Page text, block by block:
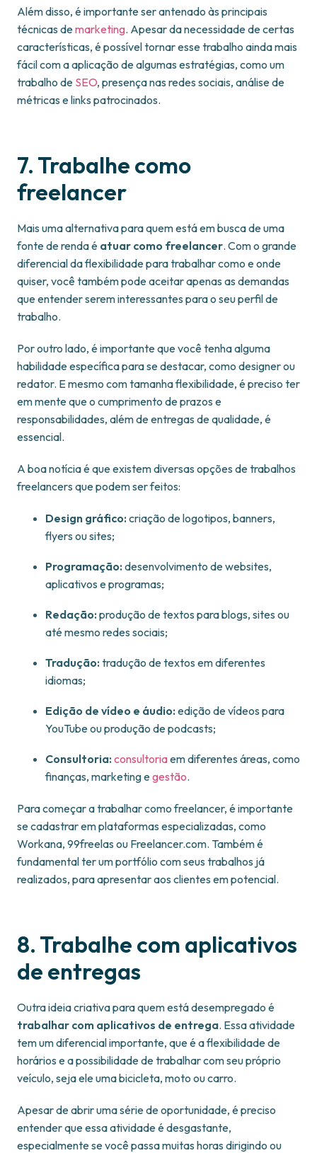
Além disso, é importante ser antenado às principais
técnicas demarketing. Apesar da necessidade de certas
características, é possível tornar esse trabalho ainda mais
fácil com a aplicação de algumas estratégias, como um
trabalho de SEO, presença nas redes sociais, análise de
métricas e links patrocinados.
7. Trabalhe como
freelancer
Mais uma alternativa para quem está em busca de uma
fonte de renda é atuar como freelancer. Com o grande
diferencial da flexibilidade para trabalhar como e onde
quiser, você também pode aceitar apenas as demandas
que entender serem interessantes para o seu perfil de
trabalho.
Por outro lado, é importante que você tenha alguma
habilidade específica para se destacar, como designer ou
redator. E mesmo com tamanha flexibilidade, é preciso ter
em mente que o cumprimento de prazos e
responsabilidades, além de entregas de qualidade, é
essencial.
A boa notícia é que existem diversas opções de trabalhos
freelancers que podem ser feitos:
Design gráfico: criação de logotipos, banners,
flyers ou sites;
Programação: desenvolvimento de websites,
aplicativos e programas;
Redação: produção de textos para blogs, sites ou
até mesmo redes sociais;
Tradução: tradução de textos em diferentes
idiomas;
Edição de vídeo e áudio: edição de vídeos para
YouTube ou produção de podcasts;
Consultoria: consultoriaem diferentes áreas, como
finanças, marketing egestão.
Para começar a trabalhar como freelancer, é importante
se cadastrar em plataformas especializadas, como
Workana, 99freelas ou Freelancer.com. Também é
fundamental ter um portfólio com seus trabalhos já
realizados, para apresentar aos clientes em potencial.
8. Trabalhe com aplicativos
de entregas
Outra ideia criativa para quem está desempregado é
trabalhar com aplicativos de entrega. Essa atividade
tem um diferencial importante, que é a flexibilidade de
horários e a possibilidade de trabalhar com seu próprio
veículo, seja ele uma bicicleta, moto ou carro.
Apesar de abrir uma série de oportunidade, é preciso
entender que essa atividade é desgastante,
especialmente se você passa muitas horas dirigindo ou